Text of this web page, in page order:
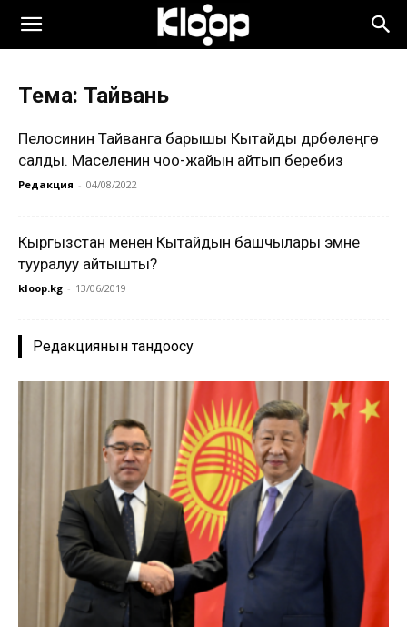
Тема: Тайвань
Пелосинин Тайванга барышы Кытайды дүрбөлөңгө
салды. Маселенин чоо-жайын айтып беребиз
Редакция - 04/08/2022
Кыргызстан менен Кытайдын башчылары эмне
тууралуу айтышты?
kloop.kg - 13/06/2019
Редакциянын тандоосу